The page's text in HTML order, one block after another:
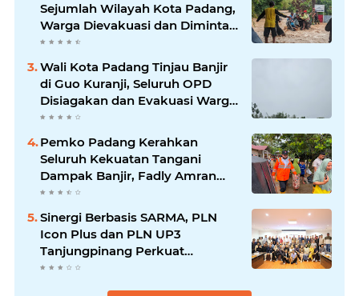
Sejumlah Wilayah Kota Padang,
Warga Dievakuasi dan Diminta
Waspada Banjir Susulan
Wali Kota Padang Tinjau Banjir
di Guo Kuranji, Seluruh OPD
Disiagakan dan Evakuasi Warga
Dipercepat
Pemko Padang Kerahkan
Seluruh Kekuatan Tangani
Dampak Banjir, Fadly Amran
Desak Percepatan Proyek
Pengendalian Bencana
Sinergi Berbasis SARMA, PLN
Icon Plus dan PLN UP3
Tanjungpinang Perkuat
Kolaborasi Strategis